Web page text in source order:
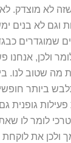
לא מוצדק. לא
וגם לא בנים
שמוגדרים
ולכן, אנחנו
מה שטוב לנו.
ביותר
גופנית
לומר לו
ולכן את